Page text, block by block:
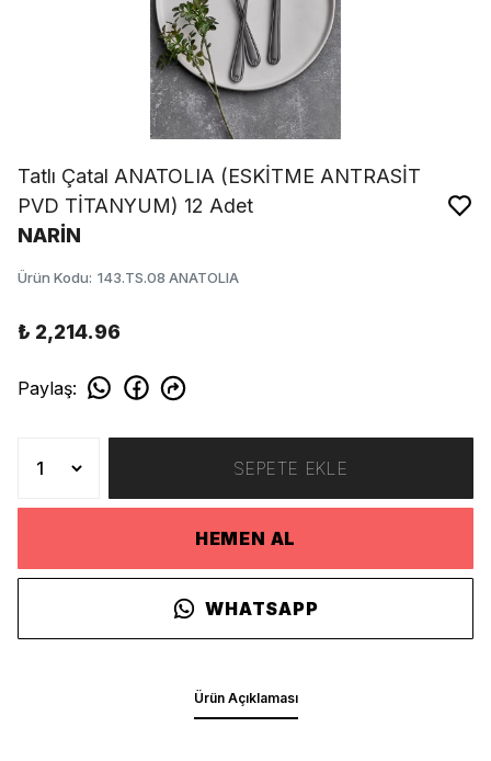
Tatlı Çatal ANATOLIA (ESKİTME ANTRASİT
PVD TİTANYUM) 12 Adet
NARİN
Ürün Kodu: 143.TS.08 ANATOLIA
₺ 2,214.96
Paylaş:
SEPETE EKLE
HEMEN AL
WHATSAPP
Ürün Açıklaması